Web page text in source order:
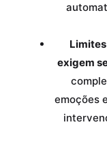
exigem
emoções